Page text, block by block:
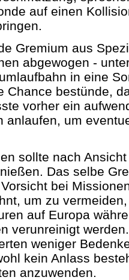
auf einen
Gremium aus
abgewogen -
in eine
Chance bestünde,
vorher ein
anlaufen, um
sollte nach
Das selbe
bei
um zu
auf Europa
verunreinigt
weniger
kein Anlass
anzuwenden.